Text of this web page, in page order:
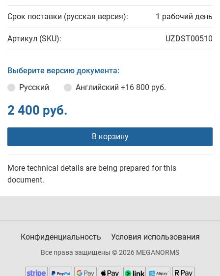
Срок поставки (русская версия): 1 рабочий день
Артикул (SKU): UZDST00510
Выберите версию документа:
Русский
Английский +16 800 руб.
2 400 руб.
В корзину
More technical details are being prepared for this
document.
Конфиденциальность Условия использования
Все права защищены © 2026 MEGANORMS